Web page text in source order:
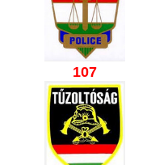
107